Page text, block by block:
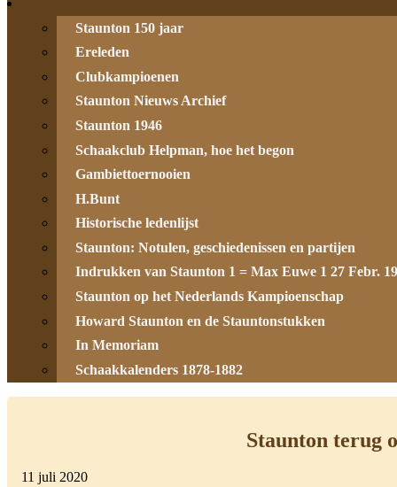
Staunton 150 jaar
Ereleden
Clubkampioenen
Staunton Nieuws Archief
Staunton 1946
Schaakclub Helpman, hoe het begon
Gambiettoernooien
H.Bunt
Historische ledenlijst
Staunton: Notulen, geschiedenissen en partijen
Indrukken van Staunton 1 = Max Euwe 1 27 Febr.
Staunton op het Nederlands Kampioenschap
Howard Staunton en de Stauntonstukken
In Memoriam
Schaakkalenders 1878-1882
Staunton terug
11 juli 2020